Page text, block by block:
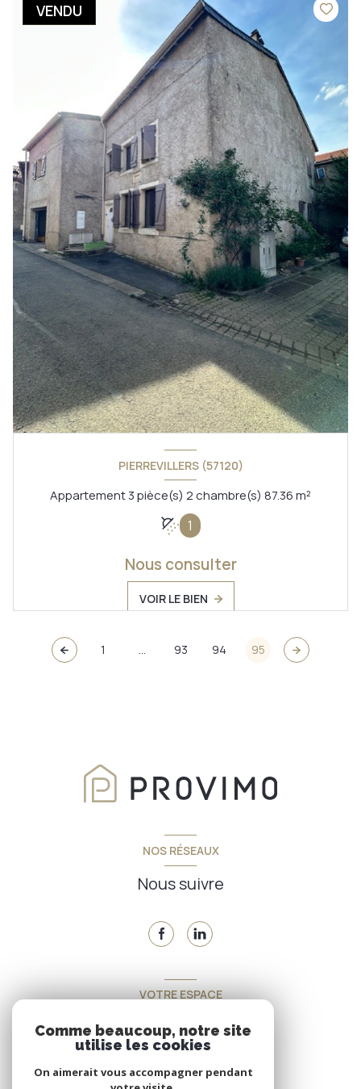
VENDU
PIERREVILLERS (57120)
Appartement 3 pièce(s) 2 chambre(s) 87.36 m²
1
Nous consulter
VOIR LE BIEN
1 ... 93 94 95
NOS RÉSEAUX
Nous suivre
VOTRE ESPACE
Espace propriétaire
SE CONNECTER
Comme beaucoup, notre site
utilise les cookies
On aimerait vous accompagner pendant